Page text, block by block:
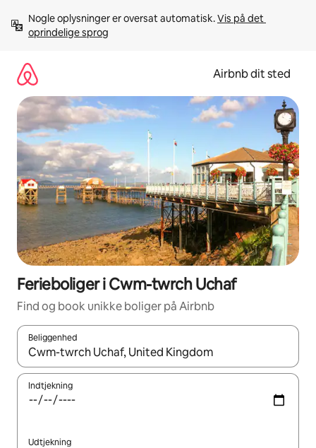
videre
Nogle oplysninger er oversat automatisk. Vis på det
oprindelige sprog
Airbnb dit sted
Ferieboliger i Cwm-twrch Uchaf
Find og book unikke boliger på Airbnb
Beliggenhed
Når resultaterne er tilgængelige, skal du navigere med
Indtjekning
Udtjekning